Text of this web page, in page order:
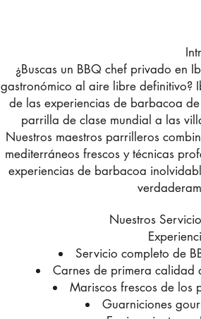
¿Buscas un BBQ chef privado en
gastronómico al aire libre definitivo?
de las experiencias de barbacoa
parrilla de clase mundial a las
Nuestros maestros parrilleros
mediterráneos frescos y técnicas
experiencias de barbacoa
Nuestros
Servicio completo de
Carnes de primera calidad
Mariscos frescos de los
Guarniciones